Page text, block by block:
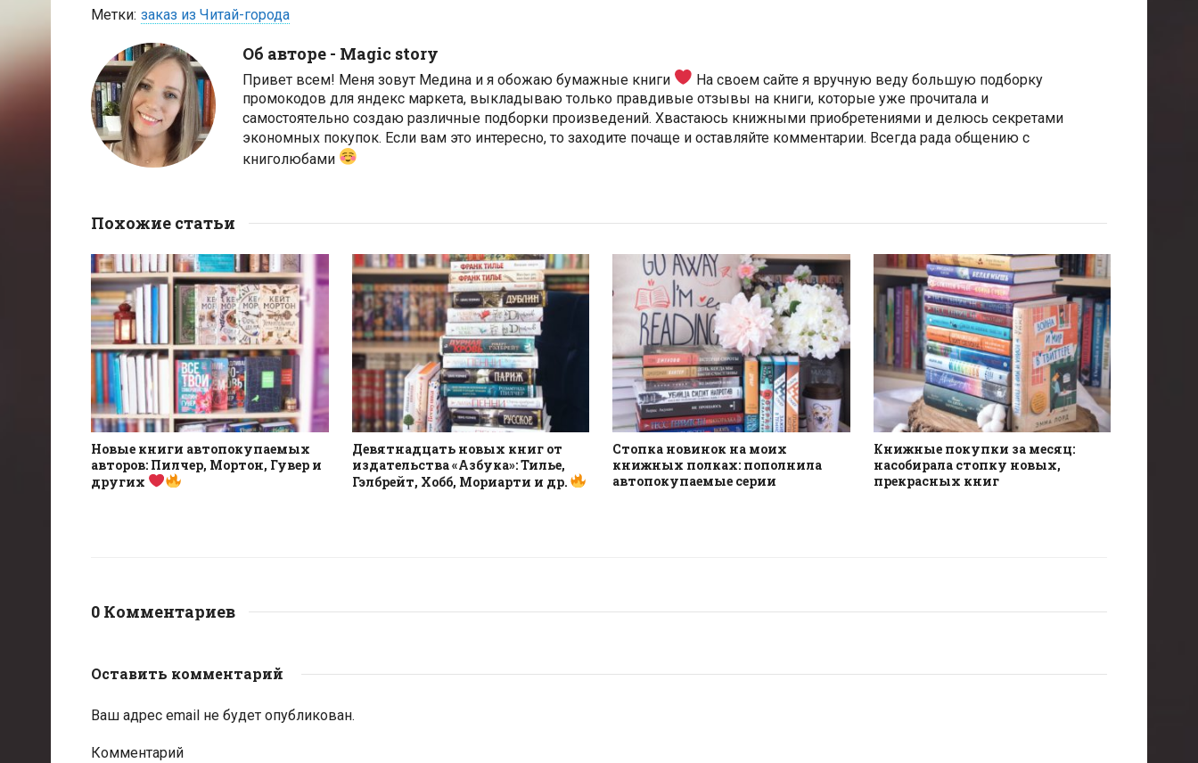
Метки: заказ из Читай-города
Об авторе - Magic story
Привет всем! Меня зовут Медина и я обожаю бумажные книги
На своем сайте я вручную веду большую подборку
промокодов для яндекс маркета, выкладываю только правдивые отзывы на книги, которые уже прочитала и
самостоятельно создаю различные подборки произведений. Хвастаюсь книжными приобретениями и делюсь секретами
экономных покупок. Если вам это интересно, то заходите почаще и оставляйте комментарии. Всегда рада общению с
книголюбами
Похожие статьи
Новые книги автопокупаемых
авторов: Пилчер, Мортон, Гувер и
других
Девятнадцать новых книг от
издательства «Азбука»: Тилье,
Гэлбрейт, Хобб, Мориарти и др.
Стопка новинок на моих
книжных полках: пополнила
автопокупаемые серии
Книжные покупки за месяц:
насобирала стопку новых,
прекрасных книг
0 Комментариев
Оставить комментарий
Ваш адрес email не будет опубликован.
Комментарий